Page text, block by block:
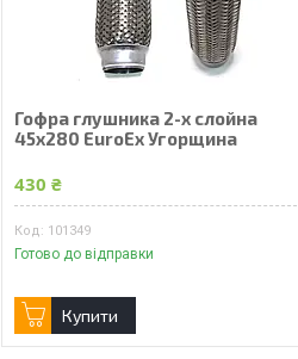
Гофра глушника 2-х слойна
45x280 EuroEx Угорщина
430 ₴
101349
Готово до відправки
Купити